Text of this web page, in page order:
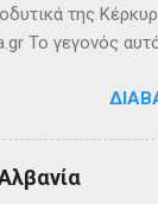
της
Το γεγονός
, κόρης του
ευωδία από